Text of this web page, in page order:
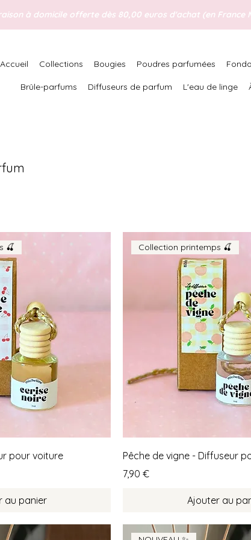
à domicile offerte dès 80,00 euros d'achat (en France
Accueil Collections Bougies Poudres parfumées
Brûle-parfums Diffuseurs de parfum L'eau de linge
🍒
pour voiture
au panier
Collection printemps 🍒
Pêche de vigne - Diffuseur
Prix
7,90 €
Ajouter au